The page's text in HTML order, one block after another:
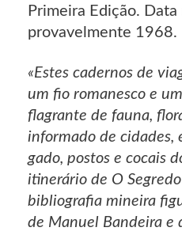
Primeira Edição. Data
provavelmente 1968.
«Estes cadernos de
um fio romanesco e
flagrante de fauna,
informado de cidades,
gado, postos e cocais
itinerário de O
bibliografia mineira
de Manuel Bandeira e